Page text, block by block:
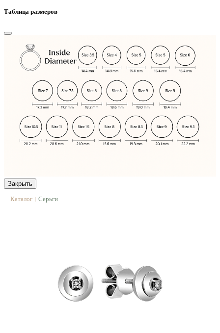
Таблица размеров
Закрыть
Каталог | Серьги